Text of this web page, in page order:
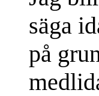
säga
på